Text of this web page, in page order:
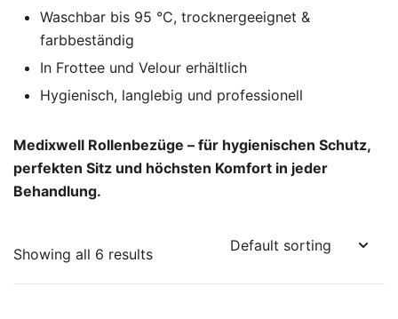
Waschbar bis 95 °C, trocknergeeignet &
farbbeständig
In Frottee und Velour erhältlich
Hygienisch, langlebig und professionell
Medixwell Rollenbezüge – für hygienischen Schutz,
perfekten Sitz und höchsten Komfort in jeder
Behandlung.
Showing all 6 results